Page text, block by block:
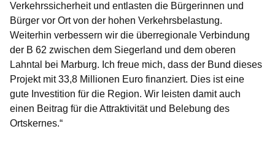
Verkehrssicherheit und entlasten die Bürgerinnen und
Bürger vor Ort von der hohen Verkehrsbelastung.
Weiterhin verbessern wir die überregionale Verbindung
der B 62 zwischen dem Siegerland und dem oberen
Lahntal bei Marburg. Ich freue mich, dass der Bund dieses
Projekt mit 33,8 Millionen Euro finanziert. Dies ist eine
gute Investition für die Region. Wir leisten damit auch
einen Beitrag für die Attraktivität und Belebung des
Ortskernes.“